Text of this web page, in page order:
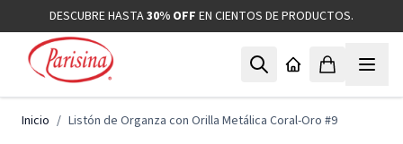
Ir al contenidoDESCUBRE HASTA30% OFF EN CIENTOS DE PRODUCTOS.
Inicio / Listón de Organza con Orilla Metálica Coral-Oro #9